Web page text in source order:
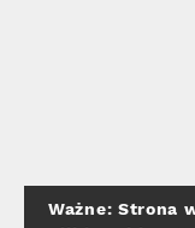
Ważne: Strona